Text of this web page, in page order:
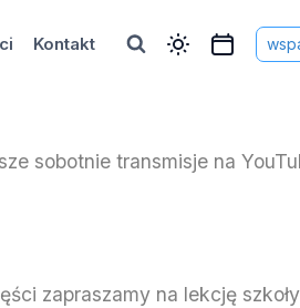
Kontakt
sobotnie transmisje na
zapraszamy na lekcję